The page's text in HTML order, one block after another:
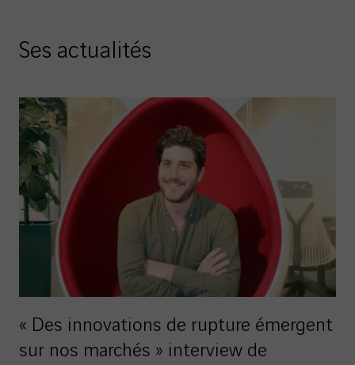
Ses actualités
« Des innovations de rupture émergent
sur nos marchés » interview de